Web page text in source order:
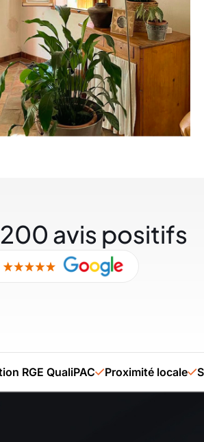
avis positifs
QualiPAC Proximité locale Savoir-